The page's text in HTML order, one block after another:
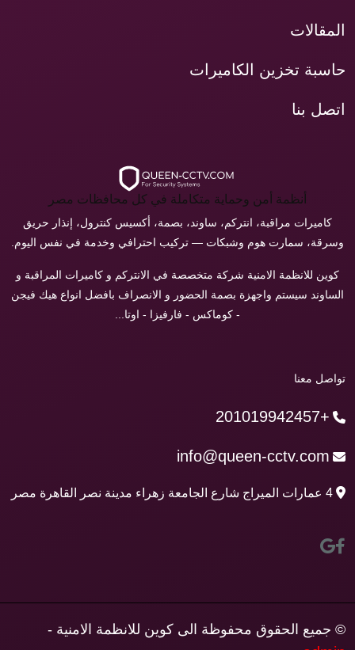
المقالات
حاسبة تخزين الكاميرات
اتصل بنا
أنظمة أمن وحماية متكاملة في كل محافظات مصر
كاميرات مراقبة، انتركم، ساوند، بصمة، أكسيس كنترول، إنذار حريق
وسرقة، سمارت هوم وشبكات — تركيب احترافي وخدمة في نفس اليوم.
كوين للانظمة الامنية شركة متخصصة في الانتركم و كاميرات المراقبة و
الساوند سيستم واجهزة بصمة الحضور و الانصراف بافضل انواع هيك فيجن
- كوماكس - فارفيزا - اوتا...
تواصل معنا
+201019942457
info@queen-cctv.com
4 عمارات الميراج شارع الجامعة زهراء مدينة نصر القاهرة مصر
© جميع الحقوق محفوظة الى كوين للانظمة الامنية -